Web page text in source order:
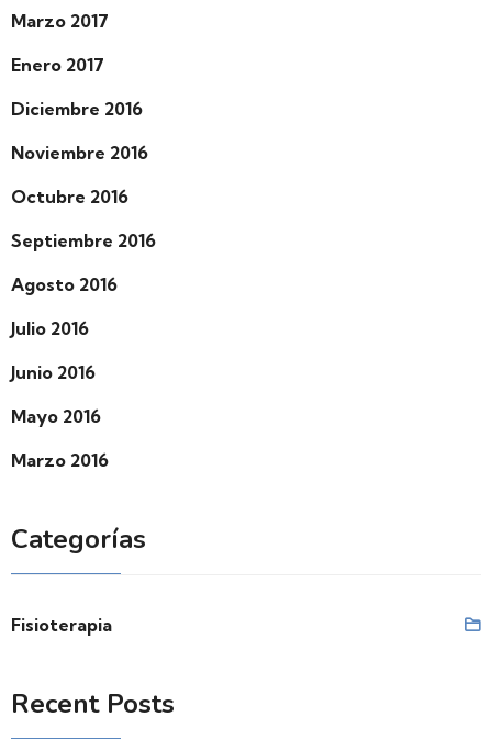
Marzo 2017
Enero 2017
Diciembre 2016
Noviembre 2016
Octubre 2016
Septiembre 2016
Agosto 2016
Julio 2016
Junio 2016
Mayo 2016
Marzo 2016
Categorías
Fisioterapia
Recent Posts